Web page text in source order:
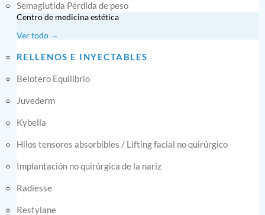
Semaglutida Pérdida de peso
Centro de medicina estética
Ver todo →
RELLENOS E INYECTABLES
Belotero Equilibrio
Juvederm
Kybella
Hilos tensores absorbibles / Lifting facial no quirúrgico
Implantación no quirúrgica de la nariz
Radiesse
Restylane